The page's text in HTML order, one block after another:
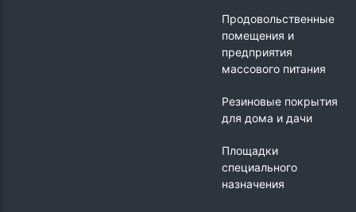
Продовольственные
помещения и
предприятия
массового питания
Резиновые покрытия
для дома и дачи
Площадки
специального
назначения